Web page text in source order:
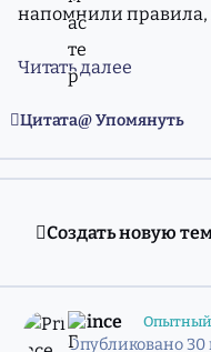
напомнили правила,
Читать далее
Цитата Упомянуть
Создать новую
Prince Опытный
Опубликовано30